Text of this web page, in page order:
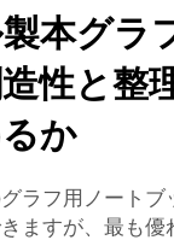
本グラ
性と整
か
ラフ用ノートブ
ますが、最も優